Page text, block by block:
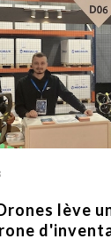
lève